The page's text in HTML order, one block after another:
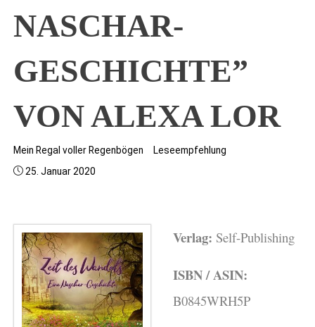
NASCHAR-
GESCHICHTE”
VON ALEXA LOR
Mein Regal voller Regenbögen
Leseempfehlung
25. Januar 2020
Verlag: Self-Publishing
ISBN / ASIN:
B0845WRH5P